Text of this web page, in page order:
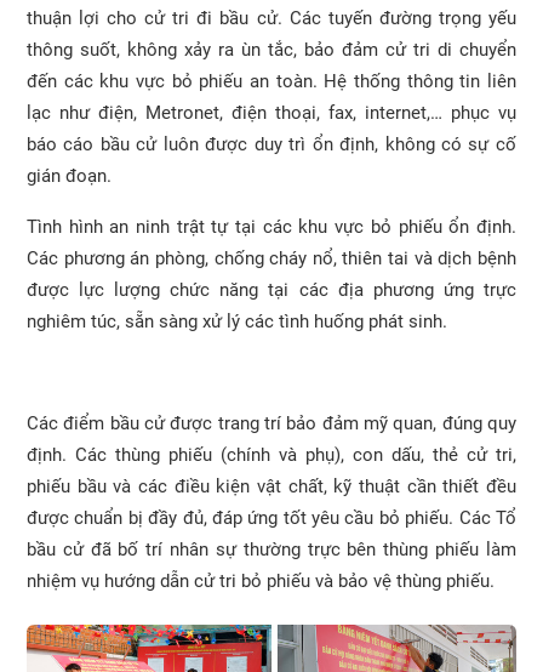
thuận lợi cho cử tri đi bầu cử. Các tuyến đường trọng yếu
thông suốt, không xảy ra ùn tắc, bảo đảm cử tri di chuyển
đến các khu vực bỏ phiếu an toàn. Hệ thống thông tin liên
lạc như điện, Metronet, điện thoại, fax, internet,… phục vụ
báo cáo bầu cử luôn được duy trì ổn định, không có sự cố
gián đoạn.
Tình hình an ninh trật tự tại các khu vực bỏ phiếu ổn định.
Các phương án phòng, chống cháy nổ, thiên tai và dịch bệnh
được lực lượng chức năng tại các địa phương ứng trực
nghiêm túc, sẵn sàng xử lý các tình huống phát sinh.
Các điểm bầu cử được trang trí bảo đảm mỹ quan, đúng quy
định. Các thùng phiếu (chính và phụ), con dấu, thẻ cử tri,
phiếu bầu và các điều kiện vật chất, kỹ thuật cần thiết đều
được chuẩn bị đầy đủ, đáp ứng tốt yêu cầu bỏ phiếu. Các Tổ
bầu cử đã bố trí nhân sự thường trực bên thùng phiếu làm
nhiệm vụ hướng dẫn cử tri bỏ phiếu và bảo vệ thùng phiếu.